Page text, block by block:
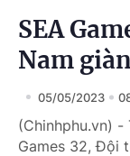
SEA
Nam
05/05/2023
(Chinhphu.vn)
Games 32, Đội